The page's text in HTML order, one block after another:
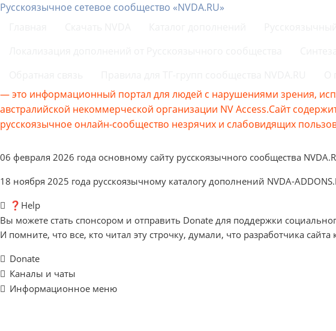
Русскоязычное сетевое сообщество «NVDA.RU»
— это информационный портал для людей с нарушениями зрения,
австралийской некоммерческой организации NV Access.Сайт
русскоязычное онлайн-сообщество незрячих и слабовидящих
06 февраля 2026 года основному сайту русскоязычного сообщества
18 ноября 2025 года русскоязычному каталогу дополнений NVDA-
❓Help
Вы можете стать спонсором и отправить Donate для поддержки
И помните, что все, кто читал эту строчку, думали, что разработчика
Donate
Каналы и чаты
Информационное меню